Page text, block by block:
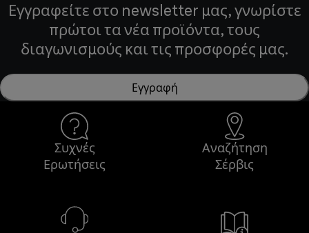
Εγγραφείτε στο newsletter μας, γνωρίστε
πρώτοι τα νέα προϊόντα, τους
διαγωνισμούς και τις προσφορές μας.
Εγγραφή
Συχνές
Ερωτήσεις
Αναζήτηση
Σέρβις